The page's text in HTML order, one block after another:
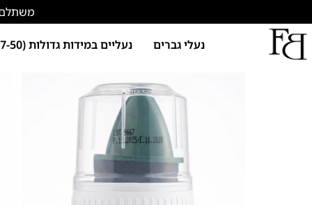
משתלם
נעלי גברים נעליים במידות גדולות (47-50)